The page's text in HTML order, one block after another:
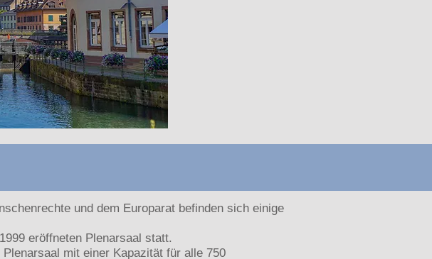
und dem Europarat befinden sich einige
eröffneten Plenarsaal statt.
mit einer Kapazität für alle 750